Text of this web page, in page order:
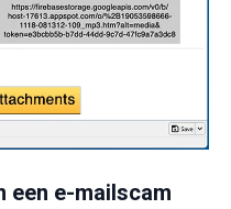
een e-mailscam